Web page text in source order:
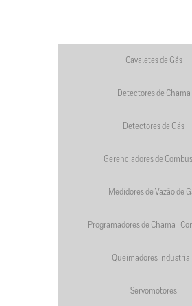
Cavaletes de Gás
Detectores de Chama
Detectores de Gás
Gerenciadores de
Medidores de Vazão de
Programadores de Chama |
Queimadores
Servomotores